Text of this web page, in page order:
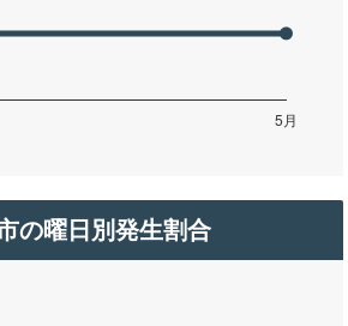
の曜日別発生割合